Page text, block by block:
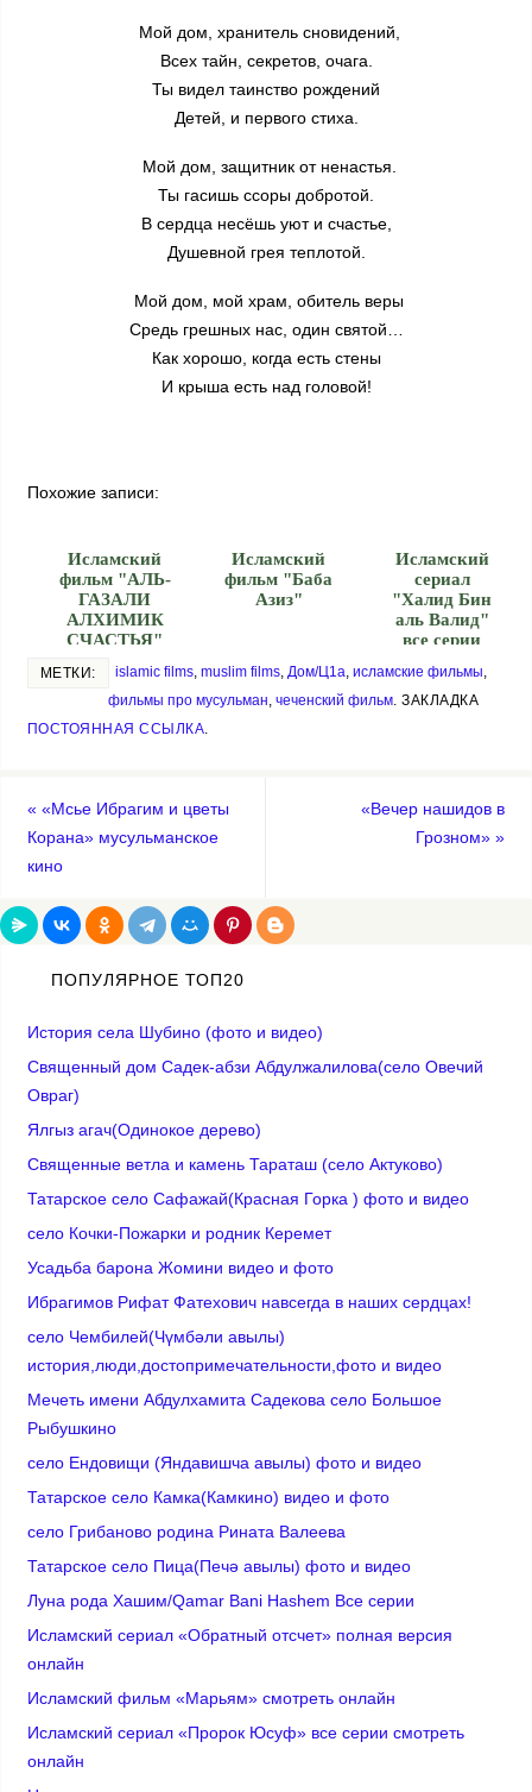
Мой дом, хранитель сновидений,
Всех тайн, секретов, очага.
Ты видел таинство рождений
Детей, и первого стиха.
Мой дом, защитник от ненастья.
Ты гасишь ссоры добротой.
В сердца несёшь уют и счастье,
Душевной грея теплотой.
Мой дом, мой храм, обитель веры
Средь грешных нас, один святой…
Как хорошо, когда есть стены
И крыша есть над головой!
Похожие записи:
Исламский
фильм "АЛЬ-
ГАЗАЛИ
АЛХИМИК
СЧАСТЬЯ"
Исламский
фильм "Баба
Азиз"
Исламский
сериал
"Халид Бин
аль Валид"
все серии
МЕТКИ: islamic films, muslim films, Дом/Ц1а, исламские фильмы,
фильмы про мусульман, чеченский фильм. ЗАКЛАДКА
ПОСТОЯННАЯ ССЫЛКА.
« «Мсье Ибрагим и цветы
Корана» мусульманское
кино
«Вечер нашидов в
Грозном»»
ПОПУЛЯРНОЕ ТОП20
История села Шубино (фото и видео)
Священный дом Садек-абзи Абдулжалилова(село Овечий
Овраг)
Ялгыз агач(Одинокое дерево)
Cвященные ветла и камень Тараташ (село Актуково)
Татарское село Сафажай(Красная Горка ) фото и видео
село Кочки-Пожарки и родник Керемет
Усадьба барона Жомини видео и фото
Ибрагимов Рифат Фатехович навсегда в наших сердцах!
село Чембилей(Чүмбәли авылы)
история,люди,достопримечательности,фото и видео
Мечеть имени Абдулхамита Садекова село Большое
Рыбушкино
село Ендовищи (Яндавишча авылы) фото и видео
Татарское село Камка(Камкино) видео и фото
село Грибаново родина Рината Валеева
Татарское село Пица(Печә авылы) фото и видео
Луна рода Хашим/Qamar Bani Hashem Все серии
Исламский сериал «Обратный отсчет» полная версия
онлайн
Исламский фильм «Марьям» смотреть онлайн
Исламский сериал «Пророк Юсуф» все серии смотреть
онлайн